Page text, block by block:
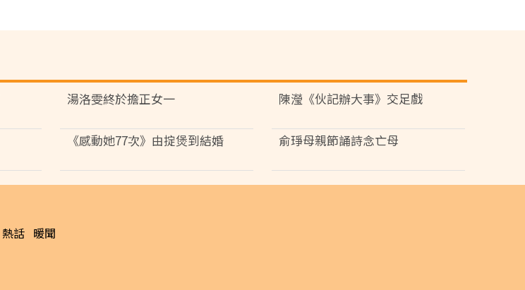
湯洛雯終於擔正女一 陳瀅《伙記辦大事》交足戲
《感動她77次》由掟煲到結婚 俞琤母親節誦詩念亡母
熱話 暖聞